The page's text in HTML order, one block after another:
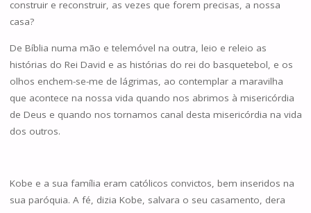
construir e reconstruir, as vezes que forem precisas, a nossa
casa?
De Bíblia numa mão e telemóvel na outra, leio e releio as
histórias do Rei David e as histórias do rei do basquetebol, e os
olhos enchem-se-me de lágrimas, ao contemplar a maravilha
que acontece na nossa vida quando nos abrimos à misericórdia
de Deus e quando nos tornamos canal desta misericórdia na vida
dos outros.
Kobe e a sua família eram católicos convictos, bem inseridos na
sua paróquia. A fé, dizia Kobe, salvara o seu casamento, dera